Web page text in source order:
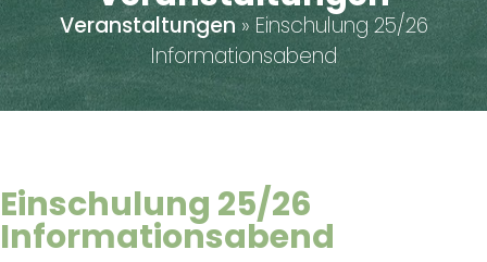
Veranstaltungen » Einschulung 25/26
Informationsabend
Einschulung 25/26
Informationsabend